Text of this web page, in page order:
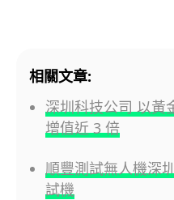
相關文章:
深圳科技公司 以黃
增值近 3 倍
順豐測試無人機深
試機